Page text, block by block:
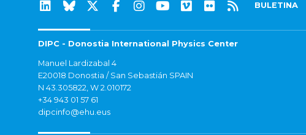
BULETINA
DIPC - Donostia International Physics Center
Manuel Lardizabal 4
E20018 Donostia / San Sebastián SPAIN
N 43.305822, W 2.010172
+34 943 01 57 61
dipcinfo@ehu.eus